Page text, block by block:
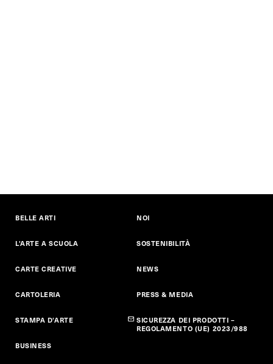
BELLE ARTI
L'ARTE A SCUOLA
CARTE CREATIVE
CARTOLERIA
STAMPA D'ARTE
BUSINESS
NOI
SOSTENIBILITÀ
NEWS
PRESS & MEDIA
SICUREZZA DEI PRODOTTI –
REGOLAMENTO (UE) 2023/988